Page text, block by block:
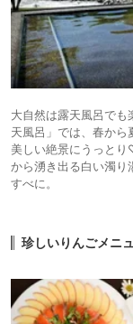
大自然は露天風呂で
天風呂」では、春から
美しい絶景にうっと
から湧き出る白い濁り
すべに。
珍しいりんごメニ